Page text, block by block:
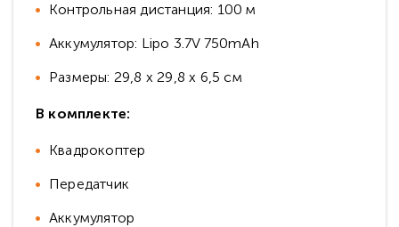
Контрольная дистанция: 100 м
Аккумулятор: Lipo 3.7V 750mAh
Размеры: 29,8 x 29,8 x 6,5 см
В комплекте:
Квадрокоптер
Передатчик
Аккумулятор